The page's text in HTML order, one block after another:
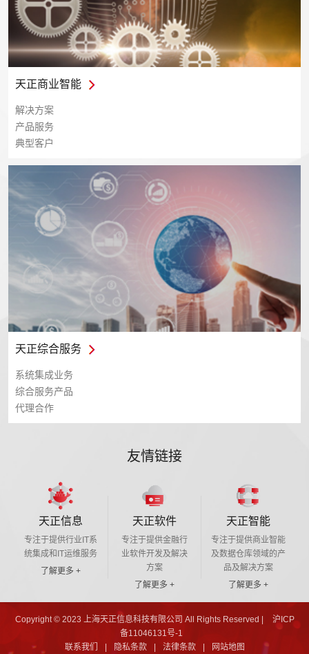
天正商业智能
解决方案
产品服务
典型客户
天正综合服务
系统集成业务
综合服务产品
代理合作
友情链接
天正信息
专注于提供行业IT系
统集成和IT运维服务
了解更多 +
天正软件
专注于提供金融行
业软件开发及解决
方案
了解更多 +
天正智能
专注于提供商业智能
及数据仓库领域的产
品及解决方案
了解更多 +
Copyright © 2023 上海天正信息科技有限公司 All Rights Reserved |
沪ICP
备11046131号-1
联系我们
隐私条款 法律条款 网站地图